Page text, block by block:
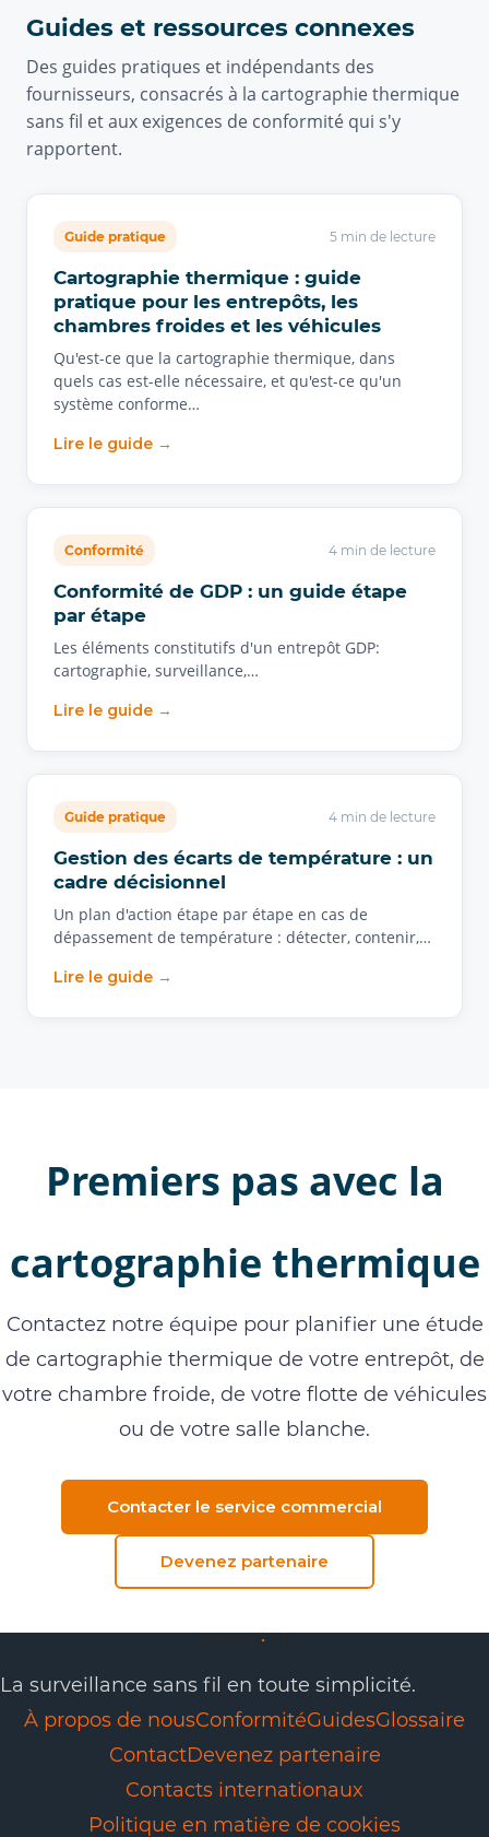
Guides et ressources connexes
Des guides pratiques et indépendants des
fournisseurs, consacrés à la cartographie thermique
sans fil et aux exigences de conformité qui s'y
rapportent.
Guide pratique 5 min de lecture
Cartographie thermique : guide
pratique pour les entrepôts, les
chambres froides et les véhicules
Qu'est-ce que la cartographie thermique, dans
quels cas est-elle nécessaire, et qu'est-ce qu'un
système conforme…
Lire le guide →
Conformité 4 min de lecture
Conformité de GDP : un guide étape
par étape
Les éléments constitutifs d'un entrepôt GDP:
cartographie, surveillance,…
Lire le guide →
Guide pratique 4 min de lecture
Gestion des écarts de température : un
cadre décisionnel
Un plan d'action étape par étape en cas de
dépassement de température : détecter, contenir,…
Lire le guide →
Premiers pas avec la
cartographie thermique
Contactez notre équipe pour planifier une étude
de cartographie thermique de votre entrepôt, de
votre chambre froide, de votre flotte de véhicules
ou de votre salle blanche.
Contacter le service commercial
Devenez partenaire
La surveillance sans fil en toute simplicité.
À propos de nousConformitéGuidesGlossaire
ContactDevenez partenaire
Contacts internationaux
Politique en matière de cookies